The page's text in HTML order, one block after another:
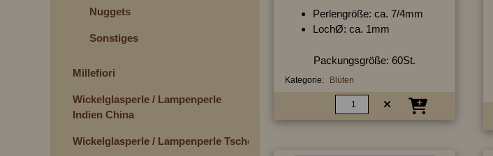
Nuggets
Sonstiges
Millefiori
Wickelglasperle / Lampenperle
Indien China
Wickelglasperle / Lampenperle Tschechien
Perlengröße: ca. 7/4mm
LochØ: ca. 1mm
Packungsgröße: 60St.
Kategorie: Blüten